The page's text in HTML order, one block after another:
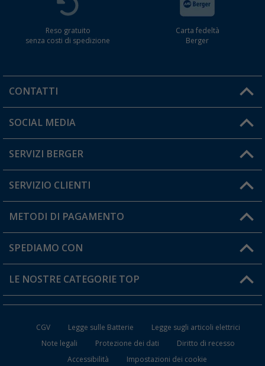
Reso gratuito
senza costi di spedizione
Carta fedeltà
Berger
CONTATTI
Orari di apertura del servizio:
Hai una domanda?
SOCIAL MEDIA
SERVIZI BERGER
Diventare rivenditori
Il mio Account
Carta fedeltà Berger
SERVIZIO CLIENTI
Informazioni sulla spedizione
Resi
FAQ e Contatti
METODI DI PAGAMENTO
SPEDIAMO CON
LE NOSTRE CATEGORIE TOP
Mobili per il Campeggio
CGV Legge sulle Batterie
Legge sugli articoli elettrici
Note legali
Protezione dei dati
Diritto di recesso
Accessibilità
Impostazioni dei cookie